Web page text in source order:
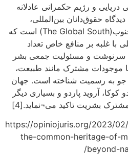
و رژیم حکمرانی عادلانه
حقوق‌دانان بین‌المللی،
دیپلمات¬ها و رهبران جهان جنوب(The Global South) است که
با غلبه بر منافع خاص تعداد
سرنوشت و مسئولیت جمعی بشر
یا موجودات مشترک مانند طبیعت،
جو به رسمیت شناخته است. جهان
کوکا، آروید پاردو و بسیاری دیگر
بشریت تاکید می¬نماید.[4]
[1] https://opiniojuris.org/2023/
the-common-heritage-of-
beyond-